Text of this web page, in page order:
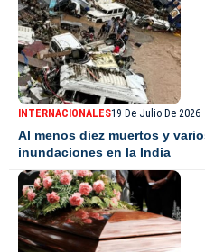
INTERNACIONALES19 De Julio De 2026
Al menos diez muertos y
inundaciones en la India